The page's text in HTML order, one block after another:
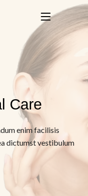
Care
enim facilisis
dictumst vestibulum